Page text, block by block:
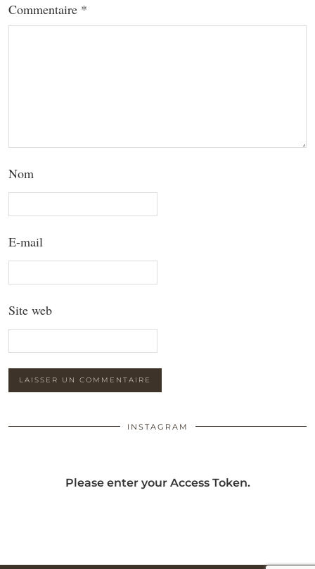
Commentaire *
Nom
E-mail
Site web
INSTAGRAM
Please enter your Access Token.